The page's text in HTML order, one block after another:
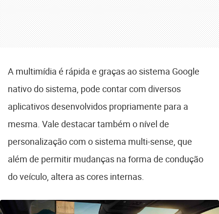
A multimídia é rápida e graças ao sistema Google
nativo do sistema, pode contar com diversos
aplicativos desenvolvidos propriamente para a
mesma. Vale destacar também o nível de
personalização com o sistema multi-sense, que
além de permitir mudanças na forma de condução
do veículo, altera as cores internas.